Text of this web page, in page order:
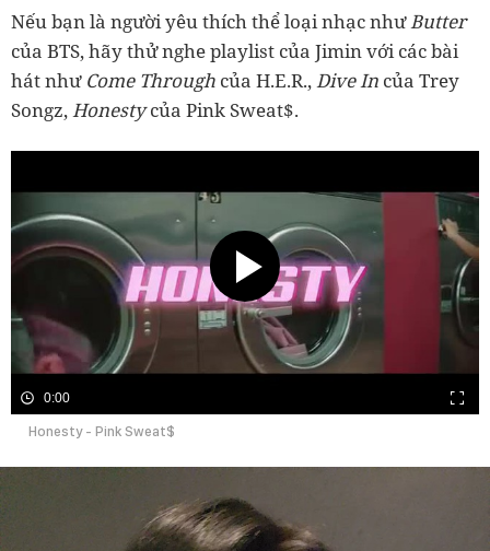
Nếu bạn là người yêu thích thể loại nhạc nhưButter
của BTS, hãy thử nghe playlist của Jimin với các bài
hát như Come Through của H.E.R.,Dive In của Trey
Songz,Honestycủa Pink Sweat$.
0:00
Honesty - Pink Sweat$